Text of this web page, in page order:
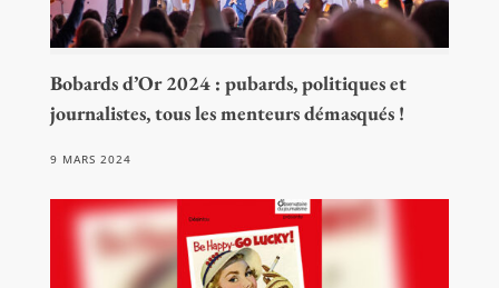
Bobards d’Or 2024 : pubards, politiques et
journalistes, tous les menteurs démasqués !
9 MARS 2024